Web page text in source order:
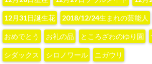
12月31日誕生花 2018/12/24生まれの芸能人
おめでとう お礼の品 ところざわのゆり園
シダックス シロノワール ニガウリ